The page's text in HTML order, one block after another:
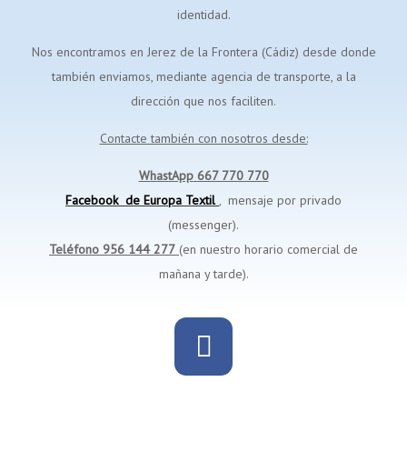
identidad.
Nos encontramos en Jerez de la Frontera (Cádiz) desde donde
también enviamos, mediante agencia de transporte, a la
dirección que nos faciliten.
Contacte también con nosotros desde:
WhastApp 667 770 770
Facebook de Europa Textil , mensaje por privado
(messenger).
Teléfono 956 144 277 (en nuestro horario comercial de
mañana y tarde).